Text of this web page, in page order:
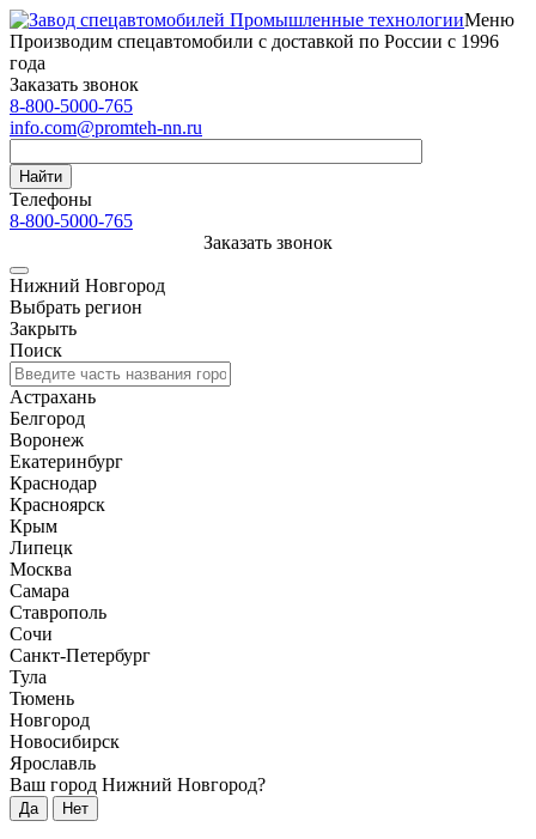
Меню
Производим спецавтомобили с доставкой по России с 1996
года
Заказать звонок
8-800-5000-765
info.com@promteh-nn.ru
Найти
Телефоны
8-800-5000-765
Заказать звонок
Нижний Новгород
Выбрать регион
Закрыть
Поиск
Астрахань
Белгород
Воронеж
Екатеринбург
Краснодар
Красноярск
Крым
Липецк
Москва
Самара
Ставрополь
Сочи
Санкт-Петербург
Тула
Тюмень
Новгород
Новосибирск
Ярославль
Ваш город Нижний Новгород?
Да Нет